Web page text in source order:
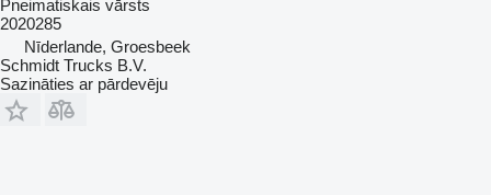
Pneimatiskais vārsts
2020285
Nīderlande, Groesbeek
Schmidt Trucks B.V.
Sazināties ar pārdevēju